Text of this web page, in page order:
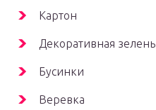
Картон
Декоративная зелень
Бусинки
Веревка